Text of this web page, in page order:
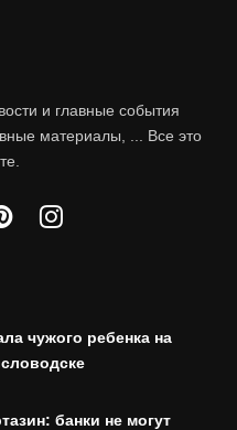
и главные события
материалы, ... Все это
чужого ребенка на
банки не могут